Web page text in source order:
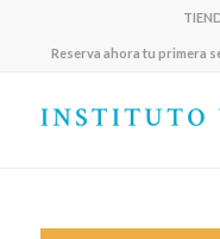
Reserva ahora tu primera